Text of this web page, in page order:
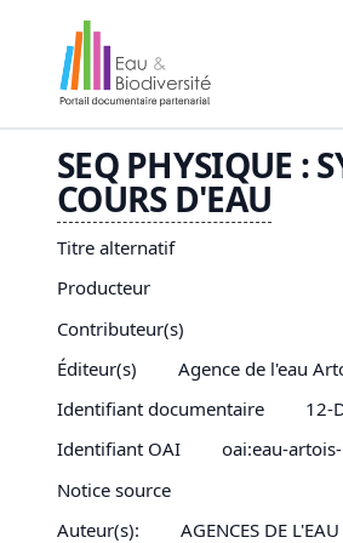
SEQ PHYSIQUE :
COURS D'EAU
Titre alternatif
Producteur
Contributeur(s)
Éditeur(s)
Agence de l'eau
Identifiant documentaire
12-
Identifiant OAI
oai:eau-
Notice source
Auteur(s):
AGENCES DE L'EAU